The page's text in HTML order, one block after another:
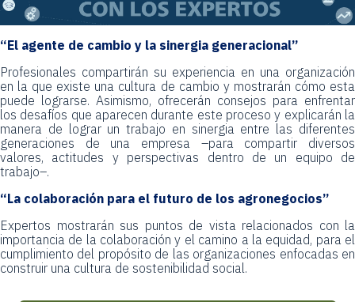
“El agente de cambio y la sinergia generacional”
Profesionales compartirán su experiencia en una organización
en la que existe una cultura de cambio y mostrarán cómo esta
puede lograrse. Asimismo, ofrecerán consejos para enfrentar
los desafíos que aparecen durante este proceso y explicarán la
manera de lograr un trabajo en sinergia entre las diferentes
generaciones de una empresa –para compartir diversos
valores, actitudes y perspectivas dentro de un equipo de
trabajo–.
“La colaboración para el futuro de los agronegocios”
Expertos mostrarán sus puntos de vista relacionados con la
importancia de la colaboración y el camino a la equidad, para el
cumplimiento del propósito de las organizaciones enfocadas en
construir una cultura de sostenibilidad social.